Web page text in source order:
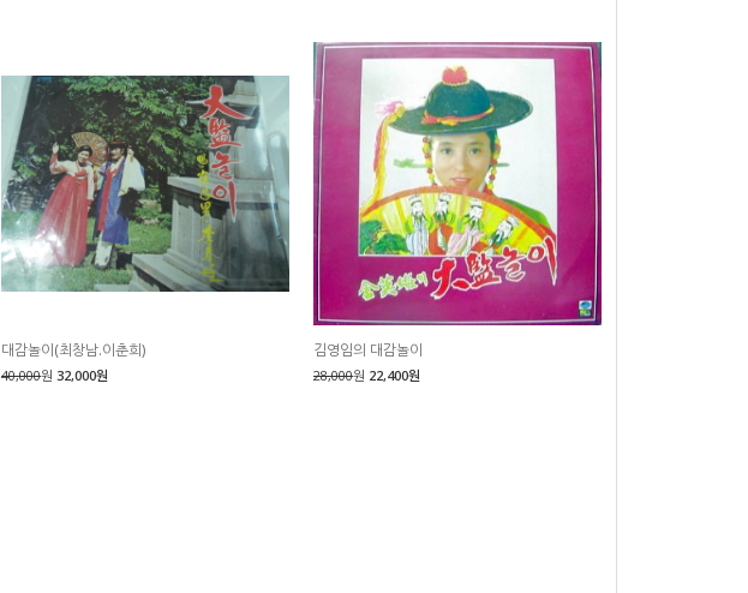
대감놀이(최창남.이춘희)
40,000원 32,000원
김영임의 대감놀이
28,000원 22,400원